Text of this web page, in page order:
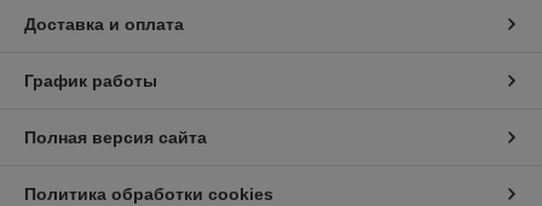
Доставка и оплата
График работы
Полная версия сайта
Политика обработки cookies